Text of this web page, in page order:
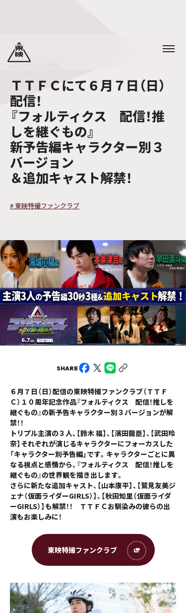
TTFC
ＴＴＦＣにて６月７日（日）
配信！
『フォルティクス 配信！推
しを継ぐもの』
新予告編キャラクター別３
バージョン
＆追加キャスト解禁！
# 東映特撮ファンクラブ
SHARE
６月７日（日）配信の東映特撮ファンクラブ（ＴＴＦ
Ｃ）１０周年記念作品『フォルティクス 配信！推しを
継ぐもの』の新予告キャラクター別３バージョンが解
禁！！
トリプル主演の３人、【鈴木 福】、【濱田龍臣】、【武田玲
奈】それぞれが演じるキャラクターにフォーカスした
「キャラクター別予告編」です。キャラクターごとに異
なる視点と感情から、『フォルティクス 配信！推しを
継ぐもの』の世界観を描き出します。
さらに新たな追加キャスト、【山本康平】、【鷲見友美ジ
ェナ（仮面ライダーGIRLS）】、【秋田知里（仮面ライダ
ーGIRLS）】も解禁！！ ＴＴＦＣお馴染みの彼らの出
演もお楽しみに！
東映特撮ファンクラブ